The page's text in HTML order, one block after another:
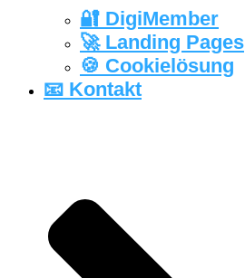
🔐 DigiMember
🚀 Landing Pages
🍪 Cookielösung
📧 Kontakt